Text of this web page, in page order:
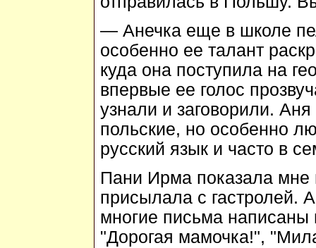
— Анечка еще в школе
особенно ее талант
куда она поступила на
впервые ее голос
узнали и заговорили.
польские, но особенно
русский язык и часто в
Пани Ирма показала мне
присылала с гастролей.
многие письма написаны
"Дорогая мамочка!",